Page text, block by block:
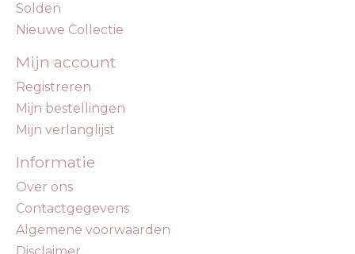
Solden
Nieuwe Collectie
Mijn account
Registreren
Mijn bestellingen
Mijn verlanglijst
Informatie
Over ons
Contactgegevens
Algemene voorwaarden
Disclaimer